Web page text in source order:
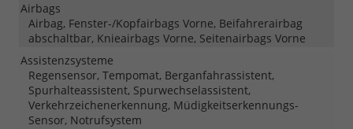
Airbags
Airbag, Fenster-/Kopfairbags Vorne, Beifahrerairbag
abschaltbar, Knieairbags Vorne, Seitenairbags Vorne
Assistenzsysteme
Regensensor, Tempomat, Berganfahrassistent,
Spurhalteassistent, Spurwechselassistent,
Verkehrzeichenerkennung, Müdigkeitserkennungs-
Sensor, Notrufsystem